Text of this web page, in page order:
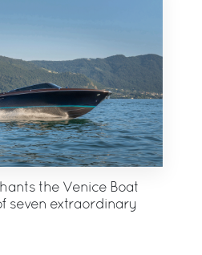
the Venice Boat
seven extraordinary